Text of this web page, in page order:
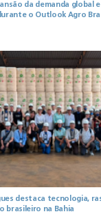
da demanda global
o Outlook Agro
destaca tecnologia,
brasileiro na Bahia